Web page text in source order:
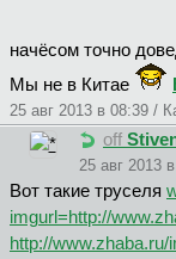
начёсом точно
Мы не в Китае
25 авг 2013 в 08:39 /
off
25 авг 2013
Вот такие труселя
imgurl=http://
http://